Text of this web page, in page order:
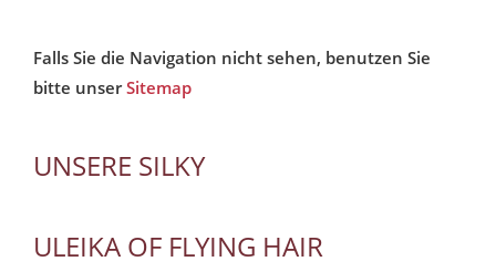
Falls Sie die Navigation nicht sehen, benutzen Sie
bitte unserSitemap
UNSERE SILKY
ULEIKA OF FLYING HAIR